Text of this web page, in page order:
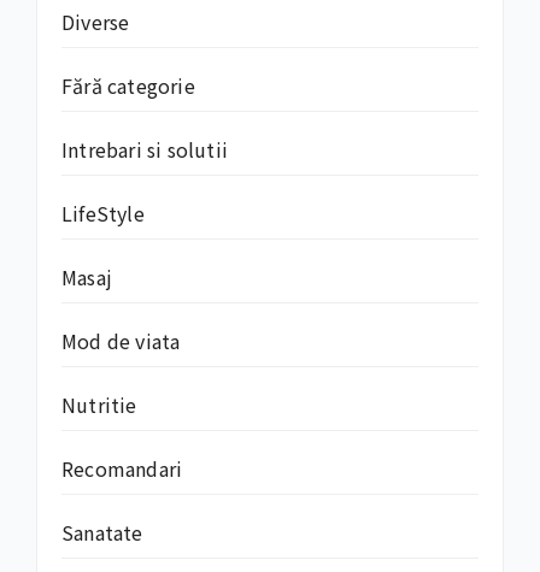
Diverse
Fără categorie
Intrebari si solutii
LifeStyle
Masaj
Mod de viata
Nutritie
Recomandari
Sanatate